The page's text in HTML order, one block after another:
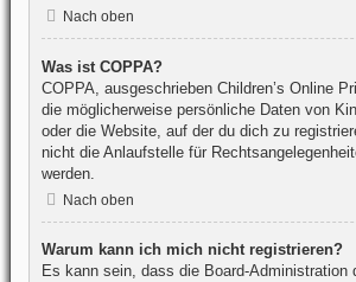
Nach oben
Was ist COPPA?
COPPA, ausgeschrieben Children’s Online
die möglicherweise persönliche Daten von
oder die Website, auf der du dich zu
nicht die Anlaufstelle für
werden.
Nach oben
Warum kann ich mich nicht registrieren?
Es kann sein, dass die Board-